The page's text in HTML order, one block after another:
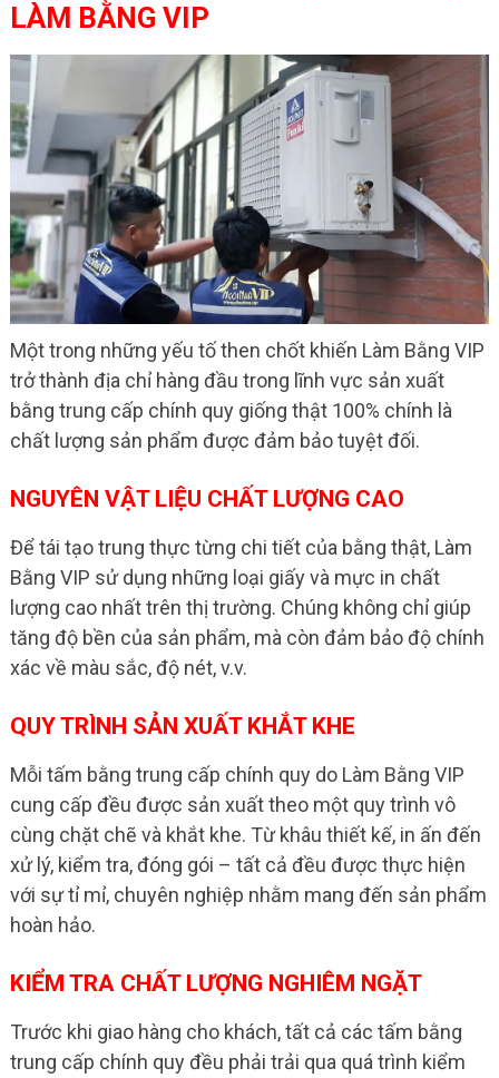
LÀM BẰNG VIP
Một trong những yếu tố then chốt khiến Làm Bằng VIP
trở thành địa chỉ hàng đầu trong lĩnh vực sản xuất
bằng trung cấp chính quy giống thật 100% chính là
chất lượng sản phẩm được đảm bảo tuyệt đối.
NGUYÊN VẬT LIỆU CHẤT LƯỢNG CAO
Để tái tạo trung thực từng chi tiết của bằng thật, Làm
Bằng VIP sử dụng những loại giấy và mực in chất
lượng cao nhất trên thị trường. Chúng không chỉ giúp
tăng độ bền của sản phẩm, mà còn đảm bảo độ chính
xác về màu sắc, độ nét, v.v.
QUY TRÌNH SẢN XUẤT KHẮT KHE
Mỗi tấm bằng trung cấp chính quy do Làm Bằng VIP
cung cấp đều được sản xuất theo một quy trình vô
cùng chặt chẽ và khắt khe. Từ khâu thiết kế, in ấn đến
xử lý, kiểm tra, đóng gói – tất cả đều được thực hiện
với sự tỉ mỉ, chuyên nghiệp nhằm mang đến sản phẩm
hoàn hảo.
KIỂM TRA CHẤT LƯỢNG NGHIÊM NGẶT
Trước khi giao hàng cho khách, tất cả các tấm bằng
trung cấp chính quy đều phải trải qua quá trình kiểm